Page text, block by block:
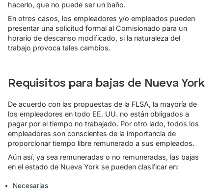
hacerlo, que no puede ser un baño.
En otros casos, los empleadores y/o empleados pueden
presentar una solicitud formal al Comisionado para un
horario de descanso modificado, si la naturaleza del
trabajo provoca tales cambios.
Requisitos para bajas de Nueva York
De acuerdo con las propuestas de la FLSA, la mayoría de
los empleadores en todo EE. UU. no están obligados a
pagar por el tiempo no trabajado. Por otro lado, todos los
empleadores son conscientes de la importancia de
proporcionar tiempo libre remunerado a sus empleados.
Aún así, ya sea remuneradas o no remuneradas, las bajas
en el estado de Nueva York se pueden clasificar en:
Necesarias